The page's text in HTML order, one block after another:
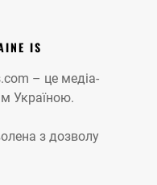
IS
– це медіа-
Україною.
з дозволу